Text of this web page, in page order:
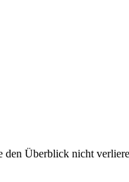
Überblick nicht